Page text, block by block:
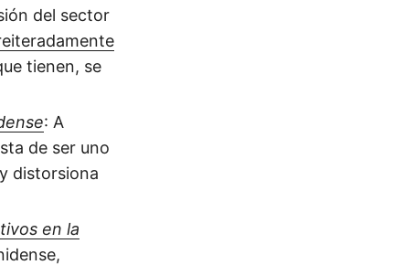
del sector
tienen, se
: A
de ser uno
distorsiona
en la